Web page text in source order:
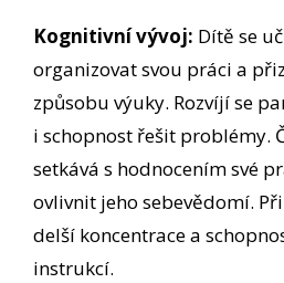
Kognitivní vývoj: Dítě se
organizovat svou práci a
způsobu výuky. Rozvíjí se
i schopnost řešit problémy.
setkává s hodnocením své
ovlivnit jeho sebevědomí.
delší koncentrace a
instrukcí.